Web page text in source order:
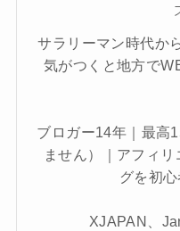
サラリーマン時代か
気がつくと地方で
ブロガー14年｜最高
ません）｜アフィ
グを初
XJAPAN、